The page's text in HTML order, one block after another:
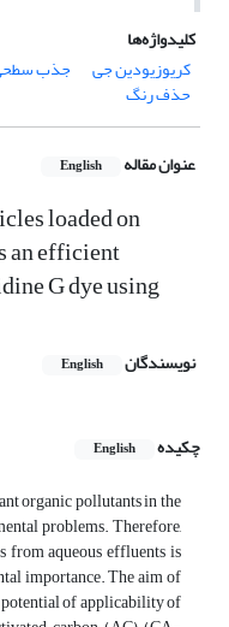
کلیدواژه‌ها
کریوزیودین جی
جذب
حذف رنگ
عنوان مقاله English
loaded on
an efficient
G dye using
نویسندگان English
چکیده
English
organic pollutants in the
problems. Therefore,
from aqueous effluents is
importance. The aim of
potential of applicability of